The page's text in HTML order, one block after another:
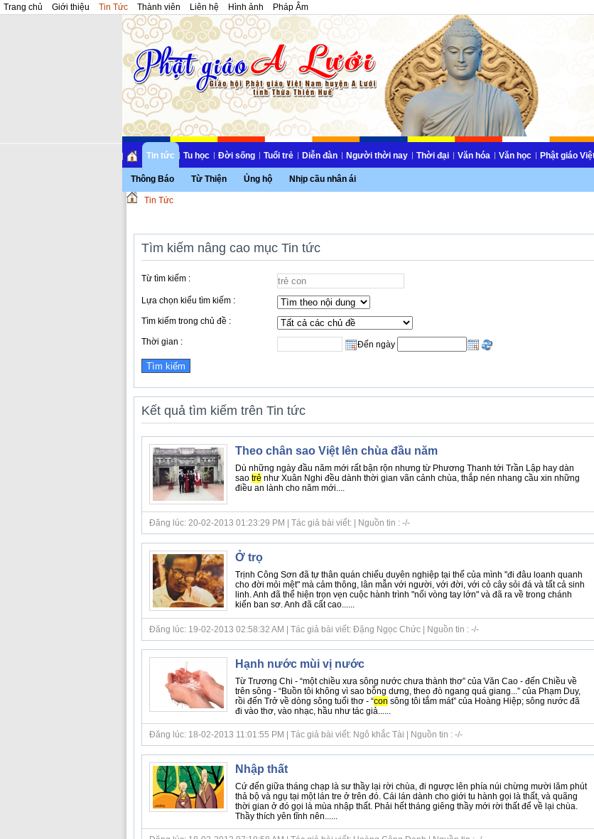
Trang chủ Giới thiệu Tin Tức Thành viên Liên hệ Hình ảnh Pháp Âm
Tin tức
Thông Báo Từ Thiện Ủng hộ Nhịp cầu nhân ái
Tu học Đời sống Tuổi trẻ Diễn đàn Người thời nay Thời đại Văn hóa Văn học Phật giáo
Tin Tức
Tìm kiếm nâng cao mục Tin tức
Từ tìm kiếm :
Lựa chọn kiểu tìm kiếm :
Tìm kiếm trong chủ đề :
Thời gian : Đến ngày
Kết quả tìm kiếm trên Tin tức
Theo chân sao Việt lên chùa đầu năm
Dù những ngày đầu năm mới rất bận rộn nhưng từ Phương Thanh tới Trần Lập hay dàn
sao trẻ như Xuân Nghi đều dành thời gian vãn cảnh chùa, thắp nén nhang cầu xin những
điều an lành cho năm mới....
Đăng lúc: 20-02-2013 01:23:29 PM | Tác giả bài viết: | Nguồn tin : -/-
Ở trọ
Trịnh Công Sơn đã tự thân quán chiếu duyên nghiệp tại thế của mình "đi đâu loanh quanh
cho đời mỏi mệt" mà cảm thông, lân mẫn với người, với đời, với cỏ cây sỏi đá và tất cả sinh
linh. Anh đã thể hiện trọn vẹn cuộc hành trình "nối vòng tay lớn" và đã ra về trong chánh
kiến ban sơ. Anh đã cất cao......
Đăng lúc: 19-02-2013 02:58:32 AM | Tác giả bài viết: Đặng Ngọc Chức | Nguồn tin : -/-
Hạnh nước mùi vị nước
Từ Trương Chi - “một chiều xưa sông nước chưa thành thơ” của Văn Cao - đến Chiều về
trên sông - “Buồn tôi không vì sao bỗng dưng, theo đò ngang quá giang...” của Phạm Duy,
rồi đến Trở về dòng sông tuổi thơ - “con sông tôi tắm mát” của Hoàng Hiệp; sông nước đã
đi vào thơ, vào nhạc, hầu như tác giả......
Đăng lúc: 18-02-2013 11:01:55 PM | Tác giả bài viết: Ngô khắc Tài | Nguồn tin : -/-
Nhập thất
Cứ đến giữa tháng chạp là sư thầy lại rời chùa, đi ngược lên phía núi chừng mười lăm phút
thả bộ và ngụ tại một lán tre ở trên đó. Cái lán dành cho giới tu hành gọi là thất, và quãng
thời gian ở đó gọi là mùa nhập thất. Phải hết tháng giêng thầy mới rời thất để về lại chùa.
Thầy thích yên tĩnh nên......